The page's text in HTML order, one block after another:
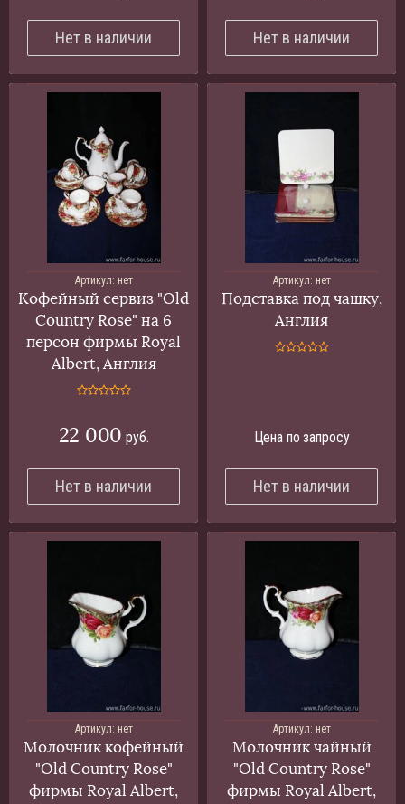
Нет в наличии Нет в наличии
Артикул: нет
Кофейный сервиз "Old
Country Rose" на 6
персон фирмы Royal
Albert, Англия
22 000 руб.
Нет в наличии
Артикул: нет
Подставка под чашку,
Англия
Цена по запросу
Нет в наличии
Артикул: нет
Молочник кофейный
"Old Country Rose"
фирмы Royal Albert,
Артикул: нет
Молочник чайный
"Old Country Rose"
фирмы Royal Albert,